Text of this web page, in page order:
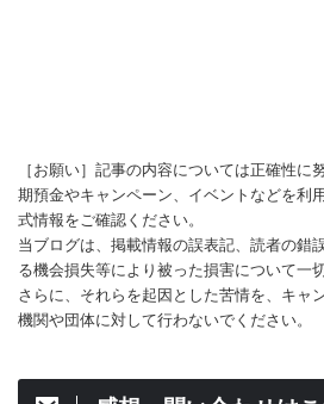
［お願い］記事の内容については正確性に
期預金やキャンペーン、イベントなどを利
式情報をご確認ください。
当ブログは、掲載情報の誤表記、読者の錯
る機会損失等により被った損害について一
さらに、それらを起因とした苦情を、キャ
機関や団体に対して行わないでください。